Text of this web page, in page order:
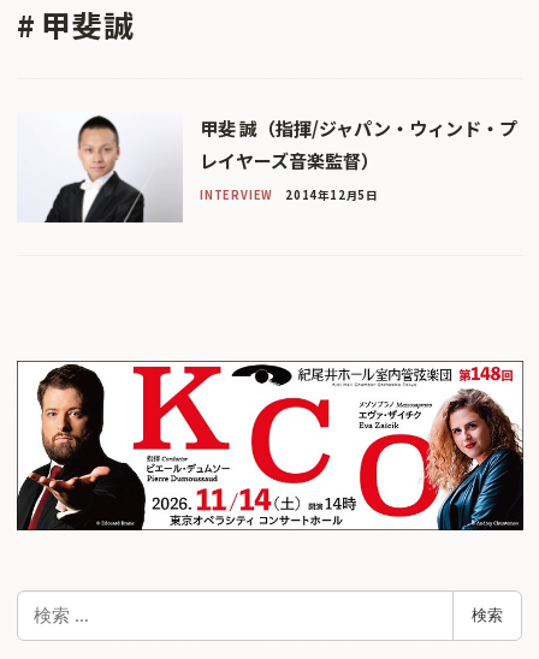
甲斐誠
甲斐 誠（指揮/ジャパン・ウィンド・プ
レイヤーズ音楽監督）
INTERVIEW 2014年12月5日
検
検索